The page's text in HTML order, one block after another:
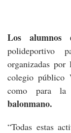
Los alumnos
polideportivo
organizadas
colegio público
como para la
balonmano.
“Todas estas